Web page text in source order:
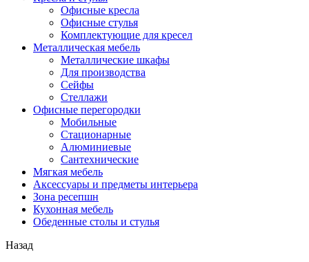
Офисные кресла
Офисные стулья
Комплектующие для кресел
Металлическая мебель
Металлические шкафы
Для производства
Сейфы
Стеллажи
Офисные перегородки
Мобильные
Стационарные
Алюминиевые
Сантехнические
Мягкая мебель
Аксессуары и предметы интерьера
Зона ресепшн
Кухонная мебель
Обеденные столы и стулья
Назад